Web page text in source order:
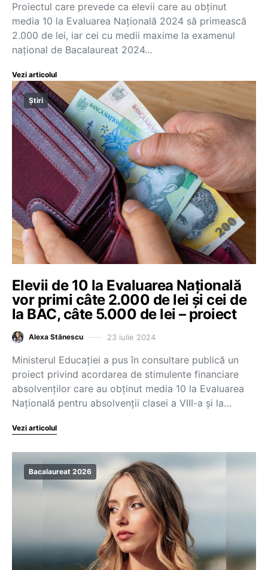
Proiectul care prevede ca elevii care au obținut
media 10 la Evaluarea Națională 2024 să primească
2.000 de lei, iar cei cu medii maxime la examenul
național de Bacalaureat 2024…
Vezi articolul
Știri
Elevii de 10 la Evaluarea Națională
vor primi câte 2.000 de lei și cei de
la BAC, câte 5.000 de lei – proiect
Alexa Stănescu 23 iulie 2024
Ministerul Educației a pus în consultare publică un
proiect privind acordarea de stimulente financiare
absolvenților care au obținut media 10 la Evaluarea
Națională pentru absolvenții clasei a VIII-a și la…
Vezi articolul
Bacalaureat 2026